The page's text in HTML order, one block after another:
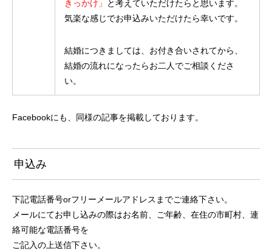
きっかけ」
と考えていただけたらと思います。
気楽な感じでお申込みいただけたら幸いです。
結婚につきましては、お付き合いされてから、
結婚の流れになったらお二人でご相談くださ
い。
Facebookにも、同様の記事を掲載しております。
申込み
下記電話番号orフリーメールアドレスまでご連絡下さい。
メールにてお申し込みの際はお名前、ご年齢、在住の市町村、連
絡可能な電話番号を
ご記入の上送信下さい。